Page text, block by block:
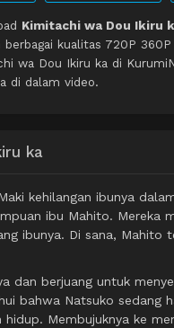
Kimitachi wa Dou Ikiru
berbagai kualitas 720P
wa Dou Ikiru ka di
di dalam video.
ka
kehilangan ibunya
ibu Mahito.
ibunya. Di sana,
dan berjuang untuk
bahwa Natsuko
Membujuknya ke